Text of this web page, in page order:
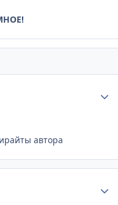
автора